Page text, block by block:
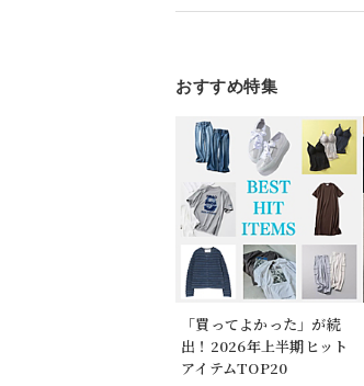
おすすめ特集
「買ってよかった」が続
出！2026年上半期ヒット
アイテムTOP20